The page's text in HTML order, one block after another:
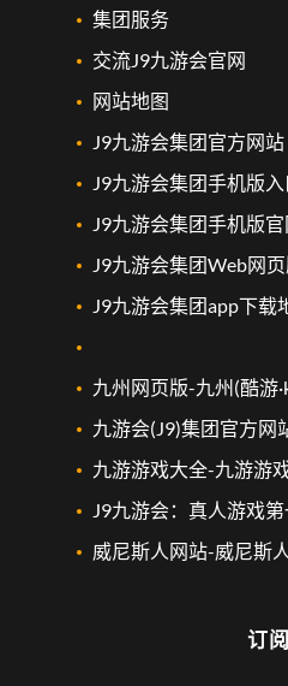
集团服务
交流J9九游会官网
网站地图
J9九游会集团官方网站
J9九游会集团手机版入
J9九游会集团手机版官
J9九游会集团Web网
J9九游会集团app下载
九州网页版-九州(酷游
九游会(J9)集团官方网
九游游戏大全-九游游
J9九游会：真人游戏
威尼斯人网站-威尼斯
订阅